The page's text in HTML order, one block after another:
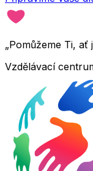
„Pomůžeme Ti, ať
Vzdělávací